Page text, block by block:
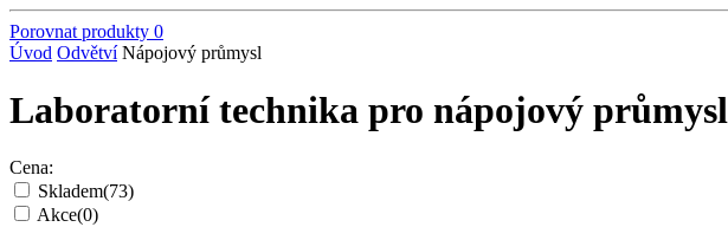
Porovnat produkty 0
Úvod Odvětví Nápojový průmysl
Laboratorní technika pro nápojový průmysl
Cena:
Skladem(73)
Akce(0)